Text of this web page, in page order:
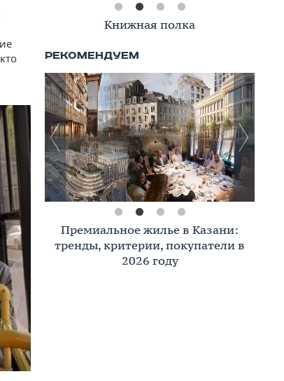
Книжная полка
Премиальное жилье в Казани:
тренды, критерии, покупатели в
2026 году